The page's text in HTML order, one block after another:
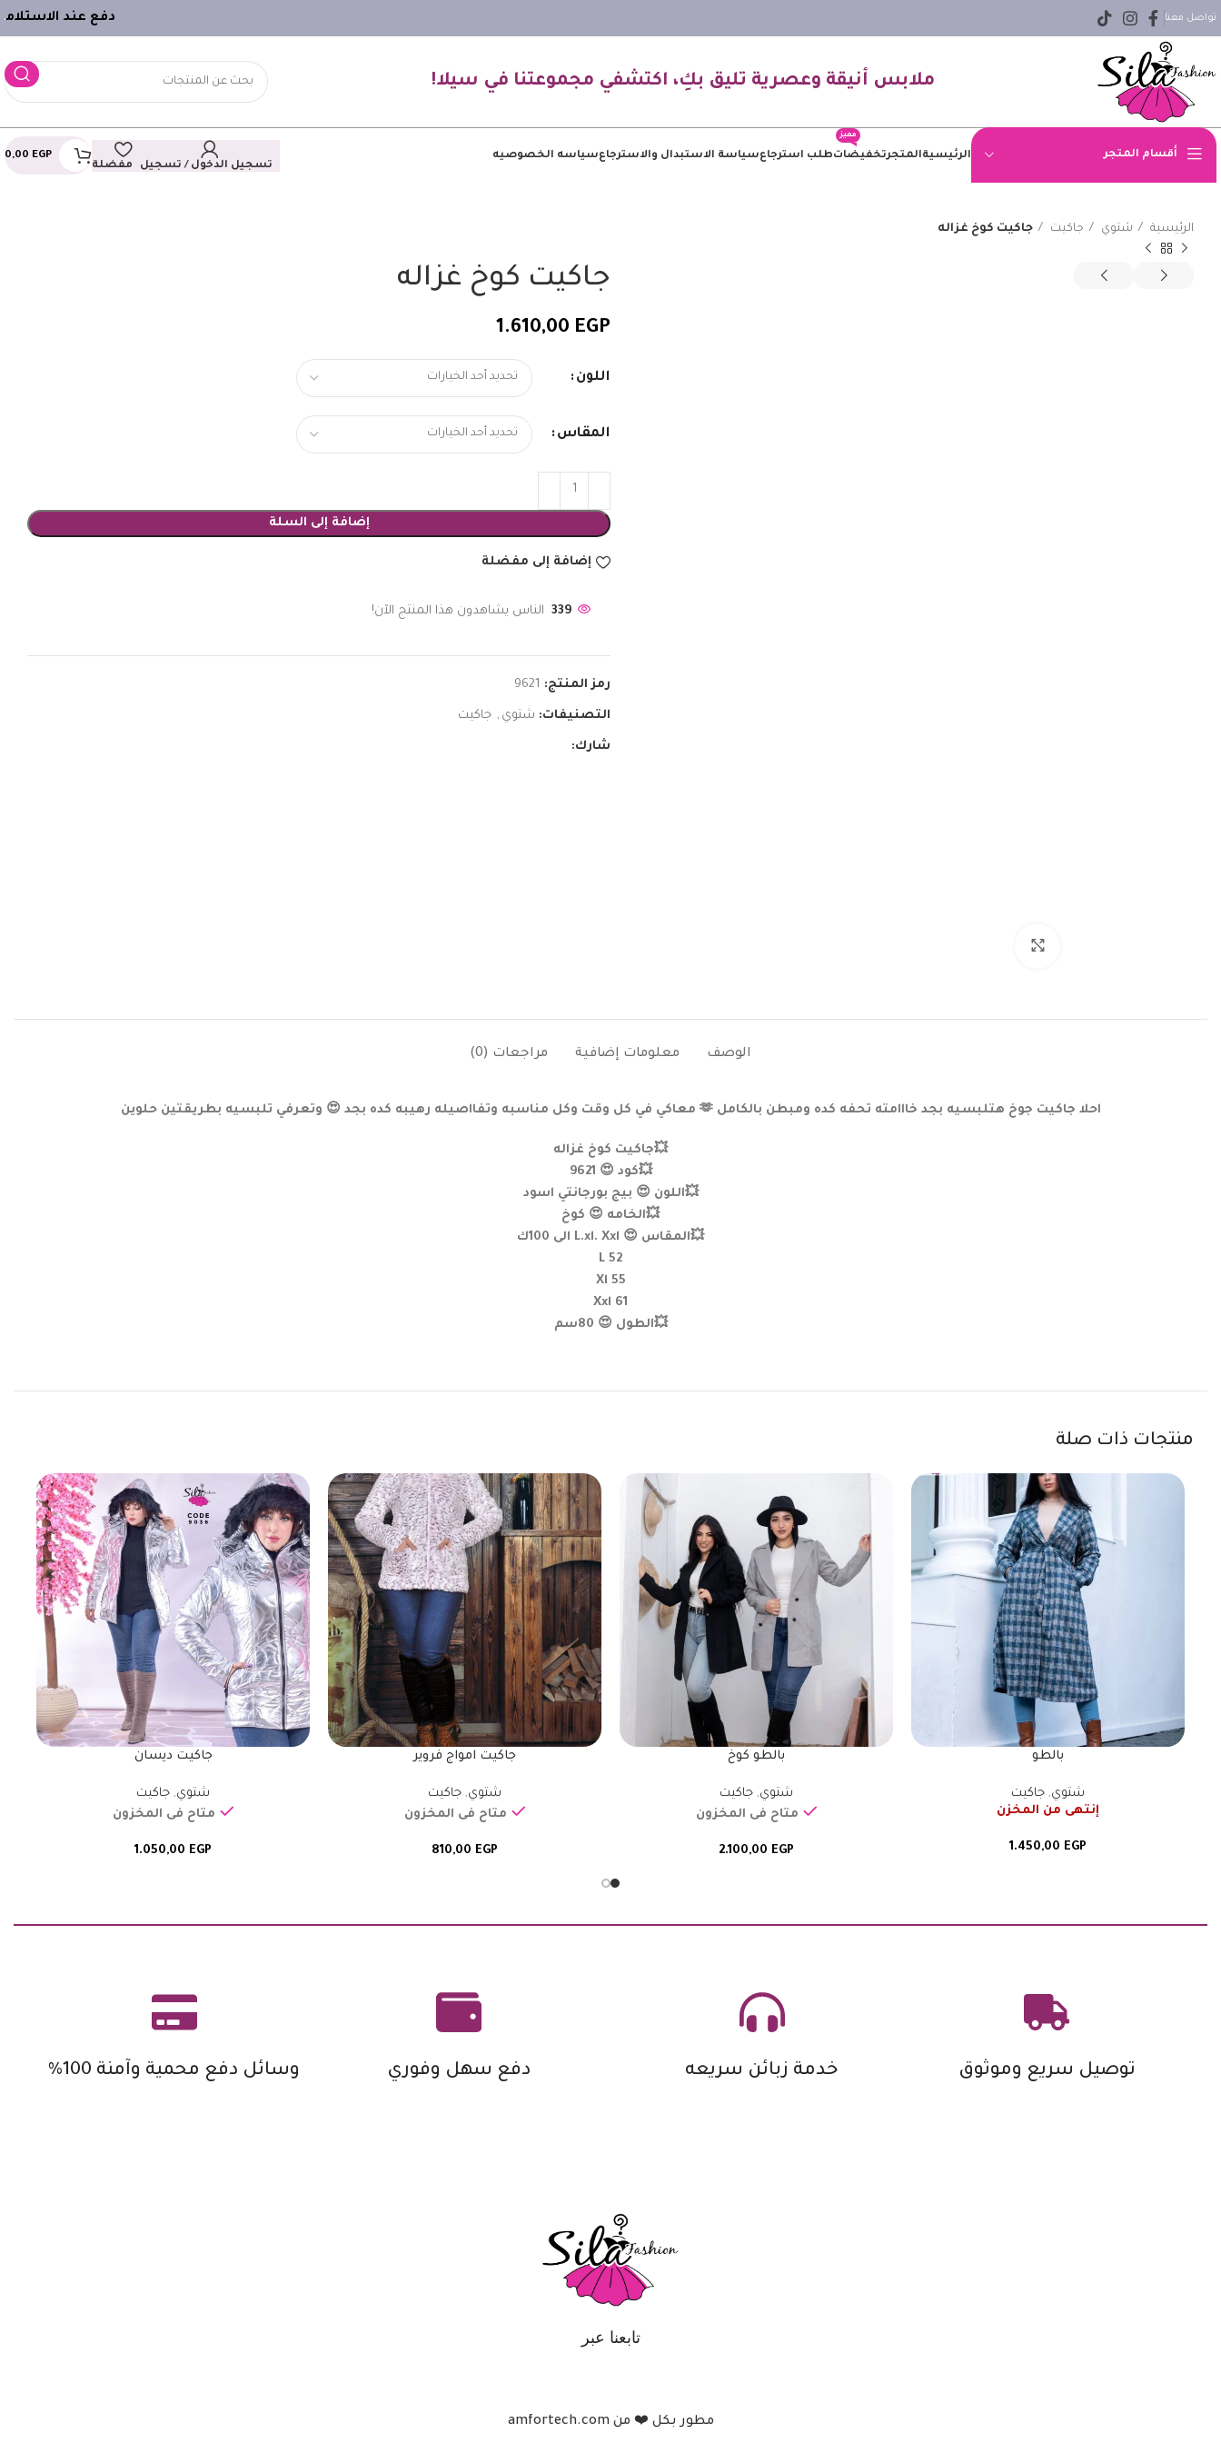
تواصل معنا دفع عند الاستلامـ
ملابس أنيقة وعصرية تليق بكِ، اكتشفي مجموعتنا في سيلا!
أقسام المتجر
اوفر سايز
الرئيسيةالمتجرتخفيضات
مميز
طلب استرجاعسياسة الاستبدال والاسترجاعسياسه الخصوصيه
تسجيل الدخول / تسجيل
مفضلة
0,00 EGP
الرئيسية شتوي جاكيت جاكيت كوخ غزاله
جاكيت كوخ غزاله
1.610,00 EGP
اللون
المقاس
إضافة إلى السلة
إضافة إلى مفضلة
339 الناس يشاهدون هذا المنتج الآن!
رمز المنتج: 9621
التصنيفات: شتوي , جاكيت
شارك:
الوصف معلومات إضافية مراجعات (0)
احلا جاكيت جوخ هتلبسيه بجد خااامته تحفه كده ومبطن بالكامل 🫶 معاكي في كل وقت وكل مناسبه وتفااصيله رهيبه كده بجد 😍 وتعرفي تلبسيه بطريقتين حلوين
💥جاكيت كوخ غزاله
💥كود 😍 9621
💥اللون 😍 بيج بورجانتي اسود
💥الخامه 😍 كوخ
💥المقاس 😍 L.xl. Xxl الى 100ك
L 52
Xl 55
Xxl 61
💥الطول 😍 80سم
منتجات ذات صلة
بالطو
شتوي, جاكيت
إنتهى من المخزن
1.450,00 EGP
بالطو كوخ
شتوي, جاكيت
متاح فى المخزون
2.100,00 EGP
جاكيت امواج فروير
شتوي, جاكيت
متاح فى المخزون
810,00 EGP
جاكيت ديسان
شتوي, جاكيت
متاح فى المخزون
1.050,00 EGP
دفع سهل وفوري وسائل دفع محمية وآمنة 100% توصيل سريع وموثوق خدمة زبائن سريعه
تابعنا عبر
مطور بكل ❤️ من amfortech.com